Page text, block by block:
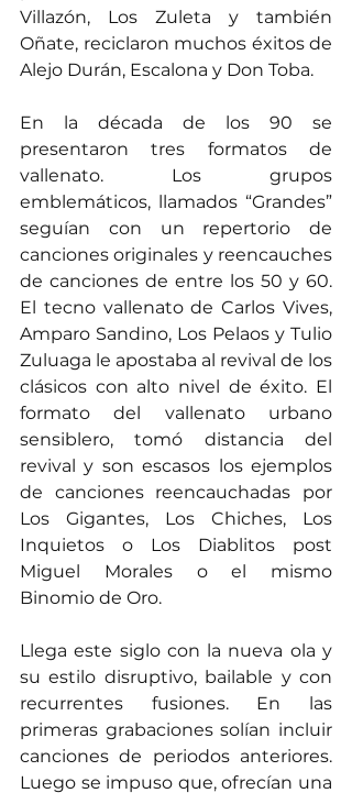
Villazón, Los Zuleta y también
Oñate, reciclaron muchos éxitos de
En la década de los 90 se
presentaron tres formatos de
vallenato. Los grupos
emblemáticos, llamados “Grandes”
seguían con un repertorio de
canciones originales y reencauches
de canciones de entre los 50 y 60.
El tecno vallenato de Carlos Vives,
Amparo Sandino, Los Pelaos y Tulio
Zuluaga le apostaba al revival de los
clásicos con alto nivel de éxito. El
formato del vallenato urbano
sensiblero, tomó distancia del
revival y son escasos los ejemplos
de canciones reencauchadas por
Los Gigantes, Los Chiches, Los
Inquietos o Los Diablitos post
Miguel Morales o el mismo
Binomio de Oro.
Llega este siglo con la nueva ola y
su estilo disruptivo, bailable y con
recurrentes fusiones. En las
primeras grabaciones solían incluir
canciones de periodos anteriores.
Luego se impuso que, ofrecían una